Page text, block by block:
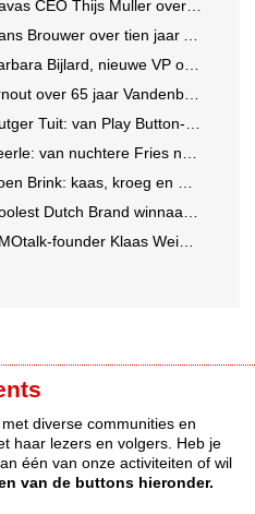
Muller over de overname van SportVibes
over tien jaar A'DAM Toren
nieuwe VP of Clients bij DEPT
over 65 jaar Vandenbusken
Play Button-parkeerplaats tot Grand Prix-stem
Fries naar Cannes-correspondent
kaas, kroeg en Oranjegekte
winnaar Caroline van Turennout (Zeeman)
Klaas Weima: met volle zeilen naar de VS
diverse communities en
haar lezers en volgers. Heb je
één van onze activiteiten of wil
van de buttons hieronder.